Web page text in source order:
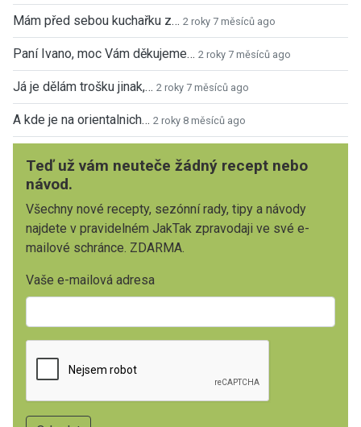
Mám před sebou kuchařku z… 2 roky 7 měsíců ago
Paní Ivano, moc Vám děkujeme… 2 roky 7 měsíců ago
Já je dělám trošku jinak,… 2 roky 7 měsíců ago
A kde je na orientalnich… 2 roky 8 měsíců ago
Teď už vám neuteče žádný recept nebo
návod.
Všechny nové recepty, sezónní rady, tipy a návody
najdete v pravidelném JakTak zpravodaji ve své e-
mailové schránce. ZDARMA.
Vaše e-mailová adresa